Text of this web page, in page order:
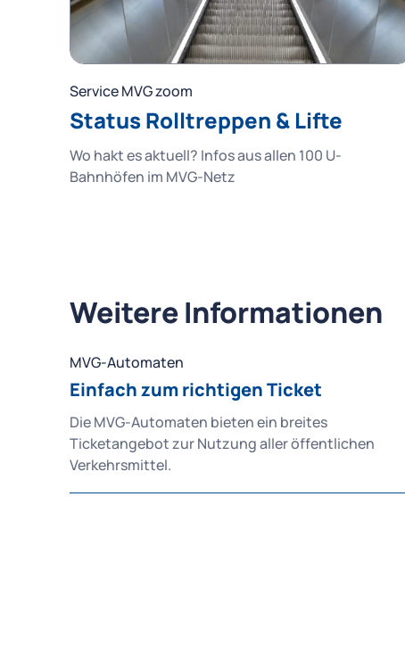
Service MVG zoom
Status Rolltreppen & Lifte
Wo hakt es aktuell? Infos aus allen 100 U-
Bahnhöfen im MVG-Netz
Weitere Informationen
MVG-Automaten
Einfach zum richtigen Ticket
Die MVG-Automaten bieten ein breites
Ticketangebot zur Nutzung aller öffentlichen
Verkehrsmittel.